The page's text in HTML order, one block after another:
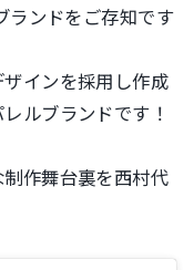
ランドをご存知です
インを採用し作成
ルブランドです！
作舞台裏を西村代